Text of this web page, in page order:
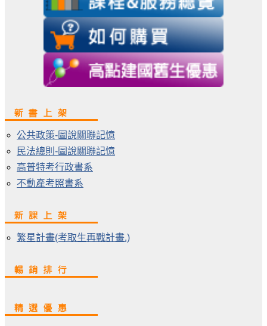
公共政策-圖說關聯記憶
民法總則-圖說關聯記憶
高普特考行政書系
不動產考照書系
繁星計畫(考取生再戰計畫.)